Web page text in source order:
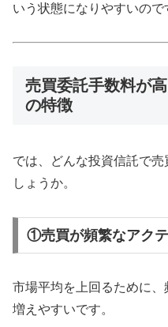
いう状態になりやすいので
売買委託手数料が
の特徴
では、どんな投資信託で
しょうか。
①売買が頻繁なアク
市場平均を上回るために
増えやすいです。